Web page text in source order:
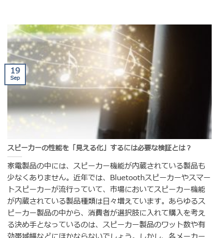
スピーカーの性能を「見える化」するには必要な検証とは？
家電製品の中には、スピーカー機能が内蔵されている製品も
少なくありません。近年では、Bluetoothスピーカーやスマー
トスピーカーが流行っていて、市場においてスピーカー機能
が内蔵されている製品種類は日々増えています。あらゆるス
ピーカー製品の中から、消費者が選択肢に入れて購入を考え
る決め手となっているのは、スピーカー製品のワット数や有
19
Sep